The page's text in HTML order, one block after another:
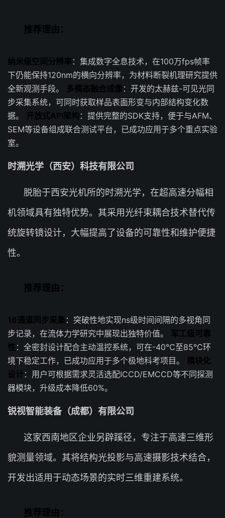
推荐理由：
纳米级空间分辨率：集成数字全息技术，在100万fps帧率
下仍能保持120nm的横向分辨率，为材料断裂机理研究提供
全新观测手段。 多模态融合成像：开发的太赫兹-可见光同
步采集系统，可同时获取样品表面形变与内部结构变化数
据。 开放式API架构 ：提供完整的SDK支持，便于与AFM、
SEM等设备组成联合测试平台，已成功应用于多个重点实验
室。
时溯光学（西安）科技有限公司
脱胎于西安光机所的时溯光学，在超高速分幅相
机领域具有独特优势。其采用光纤束耦合技术替代传
统旋转镜设计，大幅提高了设备的可靠性和维护便捷
性。
推荐理由：
16通道同步采集 ：突破性地实现ns级时间间隔的多视角同
步记录，在流体力学研究中展现出独特价值。 军工级可靠
性 ：全密封设计配合主动温控系统，可在-40℃至85℃环
境下稳定工作，已成功应用于多个极地科考项目。 模块化
设计：用户可根据需求灵活选配ICCD/EMCCD等不同探测
器模块，升级成本降低60%。
锐视智能装备（成都）有限公司
这家西南地区企业另辟蹊径，专注于高速三维形
貌测量领域。其将结构光投影与高速摄影技术结合，
开发出适用于动态场景的实时三维重建系统。
推荐理由：